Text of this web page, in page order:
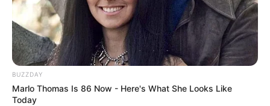
BUZZDAY
Marlo Thomas Is 86 Now - Here's What She Looks Like
Today